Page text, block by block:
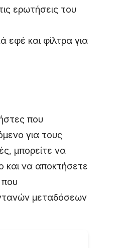
ερωτήσεις του
εφέ και φίλτρα για
που
για τους
μπορείτε να
και να αποκτήσετε
μεταδόσεων